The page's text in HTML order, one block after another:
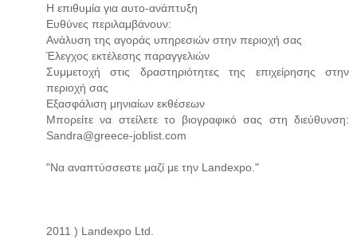
Η επιθυμία για αυτο-ανάπτυξη
Ευθύνες περιλαμβάνουν:
Ανάλυση της αγοράς υπηρεσιών στην περιοχή σας
Έλεγχος εκτέλεσης παραγγελιών
Συμμετοχή στις δραστηριότητες της επιχείρησης στην
περιοχή σας
Εξασφάλιση μηνιαίων εκθέσεων
Μπορείτε να στείλετε το βιογραφικό σας στη διεύθυνση:
Sandra@greece-joblist.com
"Να αναπτύσσεστε μαζί με την Landexpo."
2011 ) Landexpo Ltd.